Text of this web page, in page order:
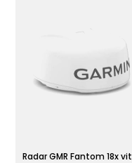
Radar GMR Fantom 18x vit